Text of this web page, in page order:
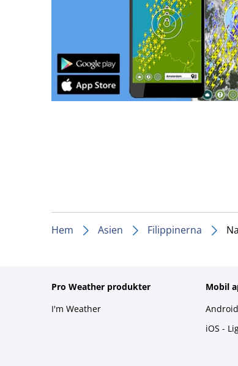
Hem Asien Filippinerna
Pro Weather produkter
I'm Weather
Mobil
iOS -